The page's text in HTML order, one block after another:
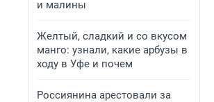
и малины
Желтый, сладкий и со вкусом
манго: узнали, какие арбузы в
ходу в Уфе и почем
Россиянина арестовали за